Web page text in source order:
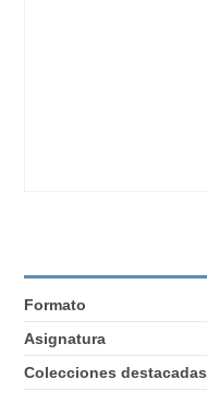
Formato
Asignatura
Colecciones destacadas